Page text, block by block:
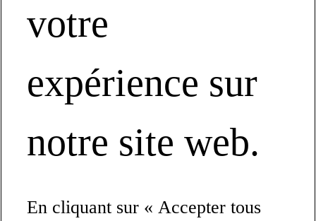
View Webinar on Demand
votre
expérience sur
notre site web.
En cliquant sur « Accepter tous